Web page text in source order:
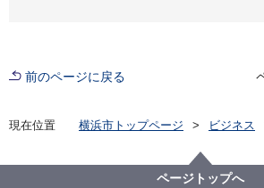
前のページに戻る
現在位置 横浜市トップページ
ビジネス
令和７年12月 市場月
ページトップへ